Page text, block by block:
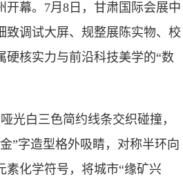
幕。7月8日，甘肃国际会展中
致调试大屏、规整展陈实物、校
核实力与前沿科技美学的“数
白三色简约线条交织碰撞，
”字造型格外吸睛，对称半环向
素化学符号，将城市“缘矿兴